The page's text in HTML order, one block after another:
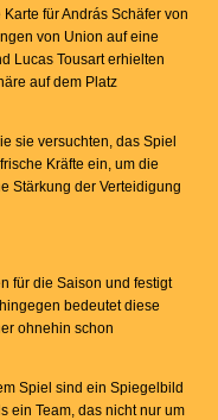
für András Schäfer von
von Union auf eine
Lucas Tousart erhielten
auf dem Platz
sie versuchten, das Spiel
Kräfte ein, um die
Stärkung der Verteidigung
für die Saison und festigt
bedeutet diese
ohnehin schon
Spiel sind ein Spiegelbild
ein Team, das nicht nur um